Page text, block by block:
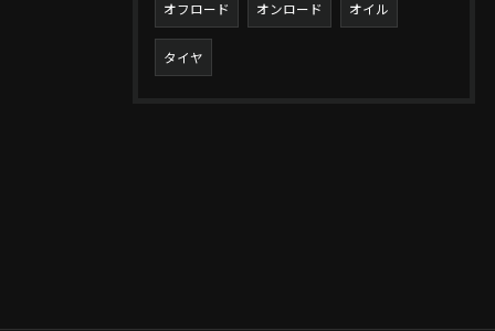
オフロード オンロード オイル
タイヤ